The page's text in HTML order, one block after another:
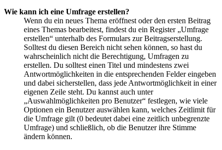
Wie kann ich eine Umfrage erstellen?
Wenn du ein neues Thema eröffnest oder den ersten Beitrag
eines Themas bearbeitest, findest du ein Register „Umfrage
erstellen“ unterhalb des Formulars zur Beitragserstellung.
Solltest du diesen Bereich nicht sehen können, so hast du
wahrscheinlich nicht die Berechtigung, Umfragen zu
erstellen. Du solltest einen Titel und mindestens zwei
Antwortmöglichkeiten in die entsprechenden Felder eingeben
und dabei sicherstellen, dass jede Antwortmöglichkeit in einer
eigenen Zeile steht. Du kannst auch unter
„Auswahlmöglichkeiten pro Benutzer“ festlegen, wie viele
Optionen ein Benutzer auswählen kann, welches Zeitlimit für
die Umfrage gilt (0 bedeutet dabei eine zeitlich unbegrenzte
Umfrage) und schließlich, ob die Benutzer ihre Stimme
ändern können.